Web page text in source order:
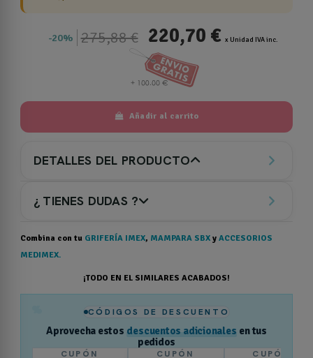
20% 275,88 € 220,70 € x Unidad IVA inc.
Añadir al carrito
DETALLES DEL PRODUCTO
¿ TIENES DUDAS ?
Combina con tu GRIFERÍA IMEX, MAMPARA SBX y ACCESORIOS
MEDIMEX.
¡TODO EN EL SIMILARES ACABADOS!
CÓDIGOS DE DESCUENTO
Aprovecha estos descuentos adicionales en tus
pedidos
CUPÓN
CUPÓN
CUPÓN